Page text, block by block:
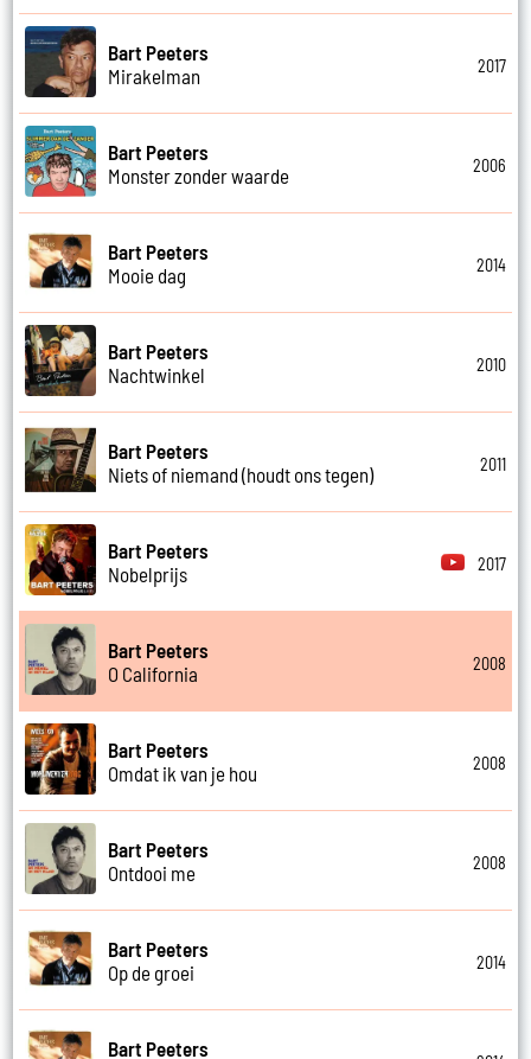
Bart Peeters
Mirakelman
2017
Bart Peeters
Monster zonder waarde
2006
Bart Peeters
Mooie dag
2014
Bart Peeters
Nachtwinkel
2010
Bart Peeters
Niets of niemand (houdt ons tegen)
2011
Bart Peeters
Nobelprijs
2017
Bart Peeters
O California
2008
Bart Peeters
Omdat ik van je hou
2008
Bart Peeters
Ontdooi me
2008
Bart Peeters
Op de groei
2014
Bart Peeters